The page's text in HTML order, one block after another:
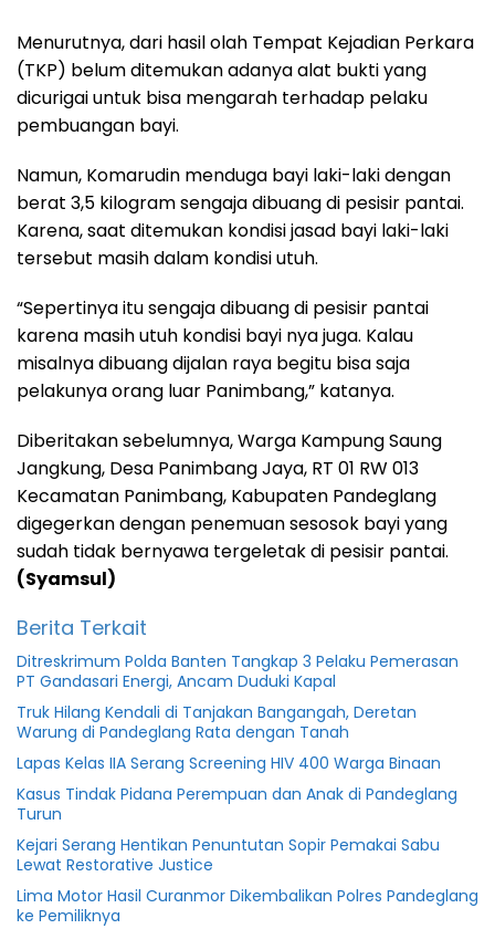
Menurutnya, dari hasil olah Tempat Kejadian Perkara
(TKP) belum ditemukan adanya alat bukti yang
dicurigai untuk bisa mengarah terhadap pelaku
pembuangan bayi.
Namun, Komarudin menduga bayi laki-laki dengan
berat 3,5 kilogram sengaja dibuang di pesisir pantai.
Karena, saat ditemukan kondisi jasad bayi laki-laki
tersebut masih dalam kondisi utuh.
“Sepertinya itu sengaja dibuang di pesisir pantai
karena masih utuh kondisi bayi nya juga. Kalau
misalnya dibuang dijalan raya begitu bisa saja
pelakunya orang luar Panimbang,” katanya.
Diberitakan sebelumnya, Warga Kampung Saung
Jangkung, Desa Panimbang Jaya, RT 01 RW 013
Kecamatan Panimbang, Kabupaten Pandeglang
digegerkan dengan penemuan sesosok bayi yang
sudah tidak bernyawa tergeletak di pesisir pantai.
(Syamsul)
Berita Terkait
Ditreskrimum Polda Banten Tangkap 3 Pelaku Pemerasan
PT Gandasari Energi, Ancam Duduki Kapal
Truk Hilang Kendali di Tanjakan Bangangah, Deretan
Warung di Pandeglang Rata dengan Tanah
Lapas Kelas IIA Serang Screening HIV 400 Warga Binaan
Kasus Tindak Pidana Perempuan dan Anak di Pandeglang
Turun
Kejari Serang Hentikan Penuntutan Sopir Pemakai Sabu
Lewat Restorative Justice
Lima Motor Hasil Curanmor Dikembalikan Polres Pandeglang
ke Pemiliknya